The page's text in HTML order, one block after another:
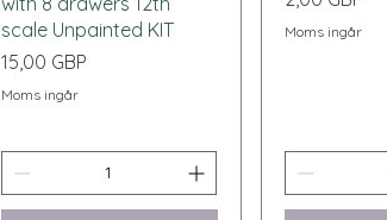
scale Unpainted KIT
Pris
15,00 GBP
Moms ingår
Moms ingår